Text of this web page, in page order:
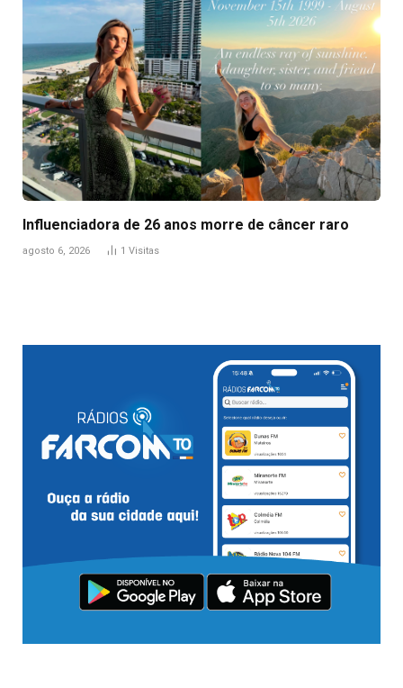
Influenciadora de 26 anos morre de câncer raro
agosto 6, 2026 1 Visitas